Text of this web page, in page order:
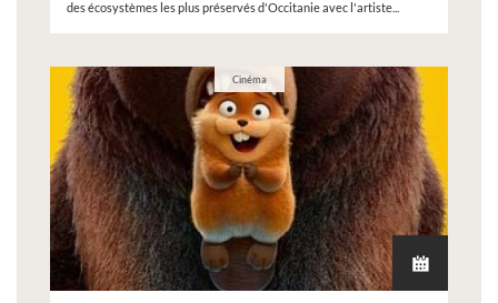
des écosystèmes les plus préservés d'Occitanie avec l'artiste...
Cinéma